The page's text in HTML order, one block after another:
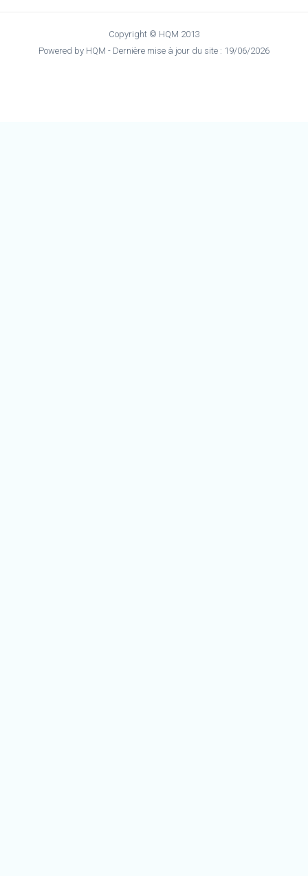
Copyright © HQM 2013
Powered by HQM - Dernière mise à jour du site : 19/06/2026